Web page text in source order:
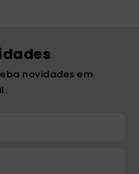
novidades em